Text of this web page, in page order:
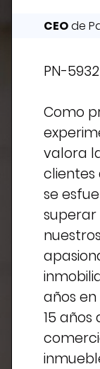
CEOde
PN-5932
Como
valora
clientes
se
superar
años
15 años